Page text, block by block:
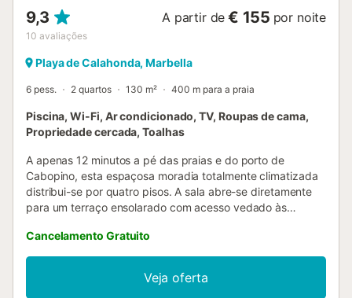
9,3
10 avaliações
A partir de € 155 por noite
Playa de Calahonda, Marbella
6 pess. 2 quartos 130 m² 400 m para a praia
Piscina, Wi-Fi, Ar condicionado, TV, Roupas de cama,
Propriedade cercada, Toalhas
A apenas 12 minutos a pé das praias e do porto de
Cabopino, esta espaçosa moradia totalmente climatizada
distribui-se por quatro pisos. A sala abre-se diretamente
para um terraço ensolarado com acesso vedado às
vedado. A cozinha está totalmente equipada com máquina
de lavar loiça, máquina de lavar roupa, micro-ondas,
forno/placa, máquina de café e chaleira, além de um
prático balcão de serviço para a grande mesa de jantar
Cancelamento Gratuito
Veja oferta